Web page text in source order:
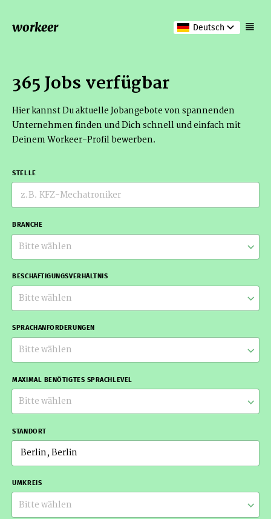
workeer Deutsch
365 Jobs verfügbar
Hier kannst Du aktuelle Jobangebote von spannenden
Unternehmen finden und Dich schnell und einfach mit
Deinem Workeer-Profil bewerben.
STELLE
BRANCHE
Bitte wählen
BESCHÄFTIGUNGSVERHÄLTNIS
Bitte wählen
SPRACHANFORDERUNGEN
Bitte wählen
MAXIMAL BENÖTIGTES SPRACHLEVEL
Bitte wählen
STANDORT
UMKREIS
Bitte wählen